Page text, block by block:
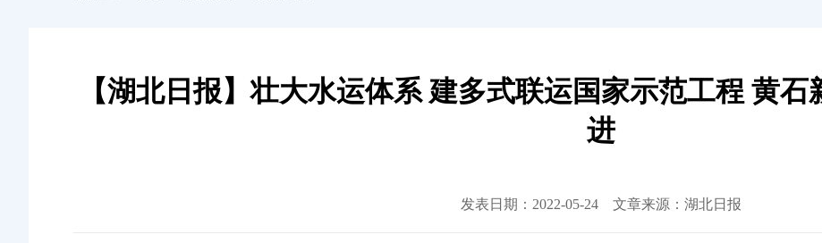
【湖北日报】壮大水运体系 建多式联运国家示范工程 黄
进
发表日期：2022-05-24 文章来源：湖北日报